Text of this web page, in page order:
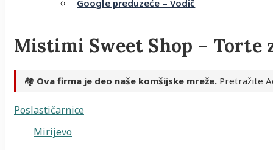
Google preduzeće – Vodič
Mistimi Sweet Shop – Torte
🏘️ Ova firma je deo naše komšijske mreže. Pretražite
Poslastičarnice
Mirijevo